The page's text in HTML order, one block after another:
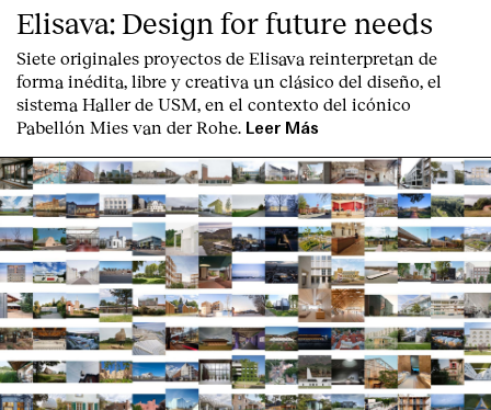
English Español Italiano Català
Elisava: Design for future needs
Siete originales proyectos de Elisava reinterpretan de
forma inédita, libre y creativa un clásico del diseño, el
sistema Haller de USM, en el contexto del icónico
Pabellón Mies van der Rohe. Leer Más